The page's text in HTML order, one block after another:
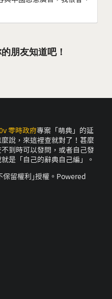
朋友知道吧！
零時政府專案「萌典」的延
說，來這裡查就對了！甚麼
到時可以發問，或者自己發
是「自己的辭典自己編」。
保留權利｣授權。Powered